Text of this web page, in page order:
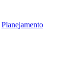
Planejamento